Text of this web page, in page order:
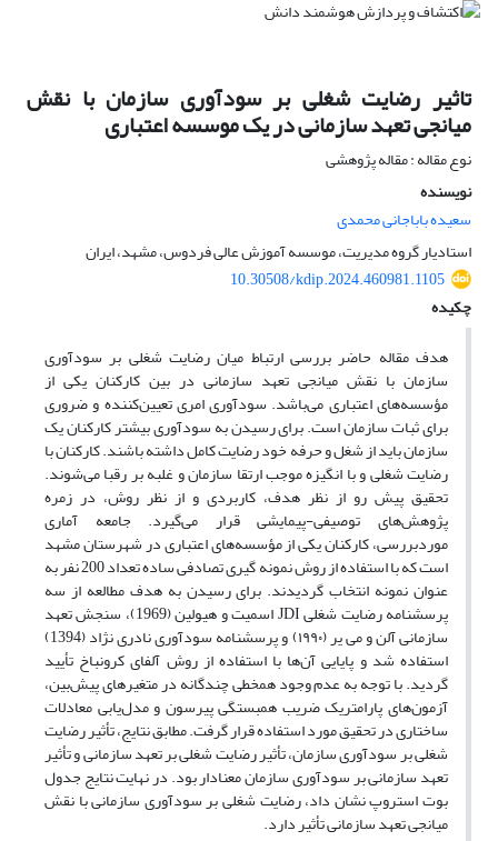
تاثیر رضایت شغلی بر سودآوری سازمان با نقش
میانجی تعهد سازمانی در یک موسسه اعتباری
نوع مقاله : مقاله پژوهشی
نویسنده
سعیده باباجانی محمدی
استادیار گروه مدیریت، موسسه آموزش عالی فردوس، مشهد، ایران
10.30508/kdip.2024.460981.1105
چکیده
هدف مقاله حاضر بررسی ارتباط میان رضایت شغلی بر سودآوری
سازمان با نقش میانجی تعهد سازمانی در بین کارکنان یکی از
مؤسسه‌های اعتباری می‌باشد. سودآوری امری تعیین‌کننده و ضروری
برای ثبات سازمان است. برای رسیدن به سودآوری بیشتر کارکنان یک
سازمان باید از شغل و حرفه خود رضایت کامل داشته باشند. کارکنان با
رضایت شغلی و با انگیزه موجب ارتقا سازمان و غلبه بر رقبا می‌شوند.
تحقیق پیش رو از نظر هدف، کاربردی و از نظر روش، در زمره
پژوهش‌های توصیفی-پیمایشی قرار می‌گیرد. جامعه آماری
موردبررسی، کارکنان یکی از مؤسسه‌های اعتباری در شهرستان مشهد
است که با استفاده از روش نمونه گیری تصادفی ساده تعداد 200 نفر به
عنوان نمونه انتخاب گردیدند. برای رسیدن به هدف مطالعه از سه
پرسشنامه رضایت شغلی JDI اسمیت و هیولین (1969)، سنجش تعهد
سازمانی آلن و می یر (۱۹۹۰) و پرسشنامه سودآوری نادری نژاد (1394)
استفاده شد و پایایی آن‌ها با استفاده از روش آلفای کرونباخ تأیید
گردید. با توجه به عدم وجود همخطی چندگانه در متغیرهای پیش‌بین،
آزمون‌های پارامتریک ضریب همبستگی پیرسون و مدل‌یابی معادلات
ساختاری در تحقیق مورد استفاده قرار گرفت. مطابق نتایج، تأثیر رضایت
شغلی بر سودآوری سازمان، تأثیر رضایت شغلی بر تعهد سازمانی و تأثیر
تعهد سازمانی بر سودآوری سازمان معنادار بود. در نهایت نتایج جدول
بوت استروپ نشان داد، رضایت شغلی بر سودآوری سازمانی با نقش
میانجی تعهد سازمانی تأثیر دارد.